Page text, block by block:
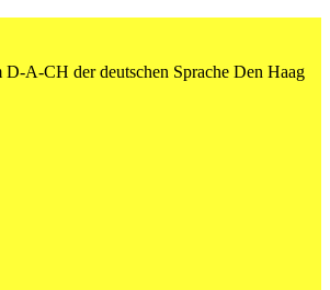
D-A-CH der deutschen Sprache Den Haag